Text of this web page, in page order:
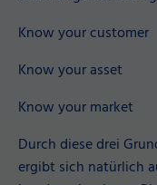
Know your customer
Know your asset
Know your market
Durch diese drei
ergibt sich natürlich